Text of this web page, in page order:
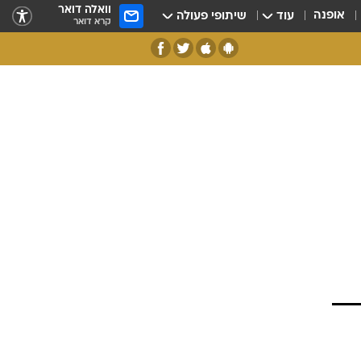
אופנה עוד שיתופי פעולה וואלה דואר
קרא דואר